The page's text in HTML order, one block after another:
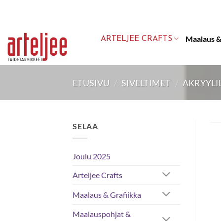
content
ARTELJEE CRAFTS Maalaus
ETUSIVU / SIVELTIMET /
SELAA
Joulu 2025
Arteljee Crafts
Maalaus & Grafiikka
Maalauspohjat &